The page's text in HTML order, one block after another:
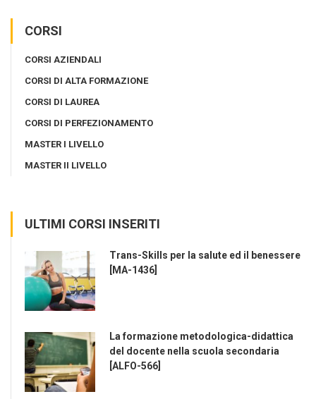
CORSI
CORSI AZIENDALI
CORSI DI ALTA FORMAZIONE
CORSI DI LAUREA
CORSI DI PERFEZIONAMENTO
MASTER I LIVELLO
MASTER II LIVELLO
ULTIMI CORSI INSERITI
Trans-Skills per la salute ed il benessere
[MA-1436]
La formazione metodologica-didattica
del docente nella scuola secondaria
[ALFO-566]